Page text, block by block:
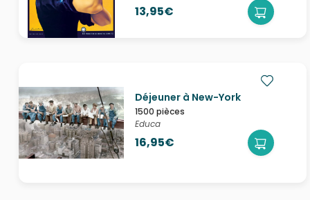
13,95€
Déjeuner à New-York
1500 pièces
Educa
16,95€